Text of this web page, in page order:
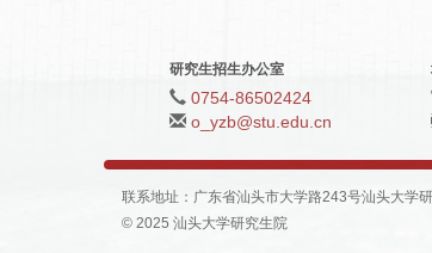
研究生招生办公室
0754-86502424
o_yzb@stu.edu.cn
联系地址：广东省汕头市大学路243号汕头大学
© 2025 汕头大学研究生院